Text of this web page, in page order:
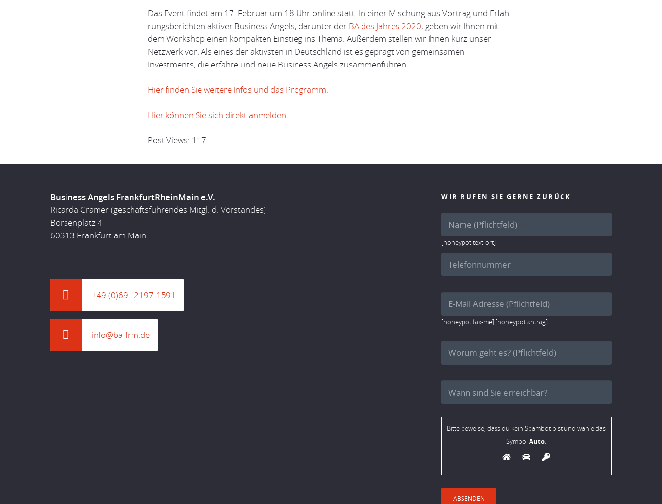
Das Event findet am 17. Februar um 18 Uhr online statt. In einer Mischung aus Vortrag und Erfah­
rungsberichten aktiver Business Angels, darunter der BA des Jahres 2020, geben wir Ihnen mit
dem Workshop einen kompakten Einstieg ins Thema. Außer­dem stellen wir Ihnen kurz unser
Netzwerk vor. Als eines der aktivsten in Deutschland ist es geprägt von gemeinsamen
Investments, die erfahre und neue Business Angels zusammenführen.
Hier finden Sie weitere Infos und das Programm.
Hier können Sie sich direkt anmelden.
Post Views: 117
Business Angels FrankfurtRheinMain e.V.
Ricarda Cramer (geschäftsführendes Mitgl. d. Vorstandes)
Börsenplatz 4
60313 Frankfurt am Main
+49 (0)69 . 2197-1591
info@ba-frm.de
WIR RUFEN SIE GERNE ZURÜCK
[honeypot text-ort]
[honeypot fax-me] [honeypot antrag]
Bitte beweise, dass du kein Spambot bist und wähle das
Symbol Auto.